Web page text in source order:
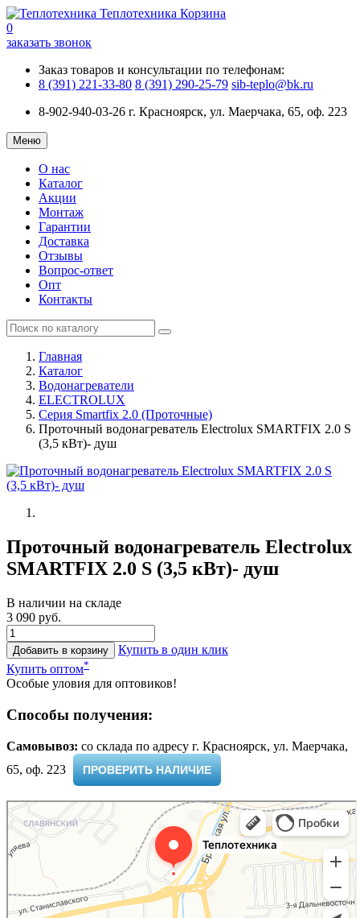
Теплотехника Корзина
0
заказать звонок
Заказ товаров и консультации по телефонам:
8 (391) 221-33-80 8 (391) 290-25-79 sib-teplo@bk.ru
8-902-940-03-26 г. Красноярск, ул. Маерчака, 65, оф. 223
Меню
О нас
Каталог
Акции
Монтаж
Гарантии
Доставка
Отзывы
Вопрос-ответ
Опт
Контакты
Главная
Каталог
Водонагреватели
ELECTROLUX
Серия Smartfix 2.0 (Проточные)
Проточный водонагреватель Electrolux SMARTFIX 2.0 S
(3,5 кВт)- душ
Проточный водонагреватель Electrolux
SMARTFIX 2.0 S (3,5 кВт)- душ
В наличии на складе
3 090 руб.
Добавить в корзину
Купить в один клик
Купить оптом*
Особые уловия для оптовиков!
Способы получения:
Самовывоз: cо склада по адресу г. Красноярск, ул. Маерчака,
65, оф. 223 ​
ПРОВЕРИТЬ НАЛИЧИЕ